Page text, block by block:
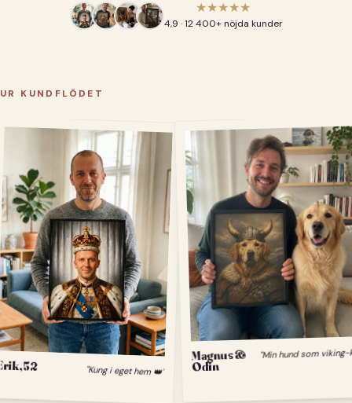
★★★★★
4,9 · 12 400+ nöjda kunder
UR KUNDFLÖDET
52 "Kung i eget hem 👑"
Magnus &
Odin